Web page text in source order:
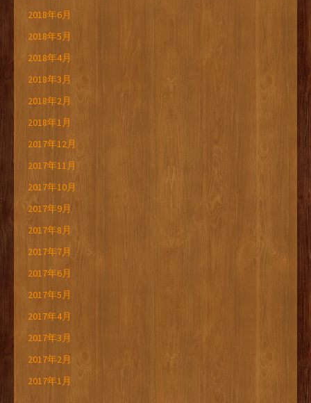
2018年6月
2018年5月
2018年4月
2018年3月
2018年2月
2018年1月
2017年12月
2017年11月
2017年10月
2017年9月
2017年8月
2017年7月
2017年6月
2017年5月
2017年4月
2017年3月
2017年2月
2017年1月